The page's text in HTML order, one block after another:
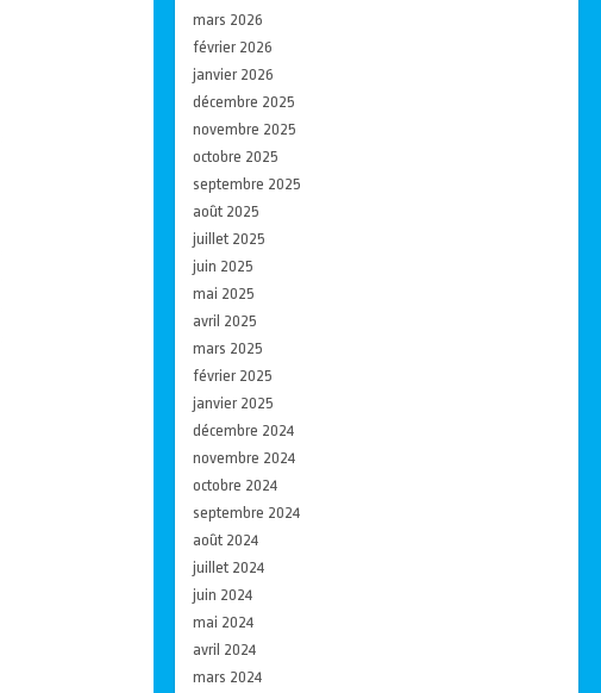
mars 2026
février 2026
janvier 2026
décembre 2025
novembre 2025
octobre 2025
septembre 2025
août 2025
juillet 2025
juin 2025
mai 2025
avril 2025
mars 2025
février 2025
janvier 2025
décembre 2024
novembre 2024
octobre 2024
septembre 2024
août 2024
juillet 2024
juin 2024
mai 2024
avril 2024
mars 2024